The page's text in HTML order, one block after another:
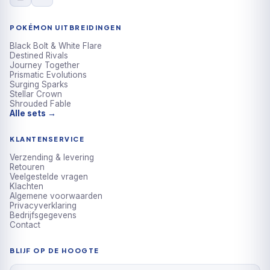
POKÉMON UITBREIDINGEN
Black Bolt & White Flare
Destined Rivals
Journey Together
Prismatic Evolutions
Surging Sparks
Stellar Crown
Shrouded Fable
Alle sets →
KLANTENSERVICE
Verzending & levering
Retouren
Veelgestelde vragen
Klachten
Algemene voorwaarden
Privacyverklaring
Bedrijfsgegevens
Contact
BLIJF OP DE HOOGTE